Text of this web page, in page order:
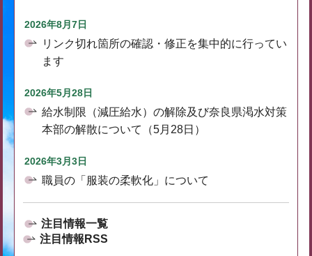
2026年8月7日
リンク切れ箇所の確認・修正を集中的に行ってい
ます
2026年5月28日
給水制限（減圧給水）の解除及び奈良県渇水対策
本部の解散について（5月28日）
2026年3月3日
職員の「服装の柔軟化」について
注目情報一覧
注目情報RSS